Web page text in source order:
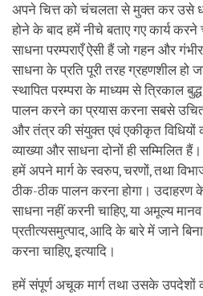
अपने चित्त को चंचलता से मुक्त कर उसे
होने के बाद हमें नीचे बताए गए कार्य
साधना परम्पराएँ ऐसी हैं जो गहन और
साधना के प्रति पूरी तरह ग्रहणशील हो
स्थापित परम्परा के माध्यम से त्रिकाल
पालन करने का प्रयास करना सबसे
और तंत्र की संयुक्त एवं एकीकृत विधियों
व्याख्या और साधना दोनों ही
हमें अपने मार्ग के स्वरुप, चरणों, तथा
ठीक-ठीक पालन करना होगा।
साधना नहीं करनी चाहिए, या अमूल्य
प्रतीत्यसमुत्पाद, आदि के बारे में जाने
करना चाहिए, इत्यादि।
हमें संपूर्ण अचूक मार्ग तथा उसके उपदेशों